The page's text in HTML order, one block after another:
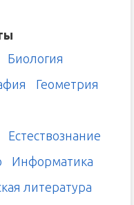
Биология
Геометрия
Естествознание
Информатика
литература